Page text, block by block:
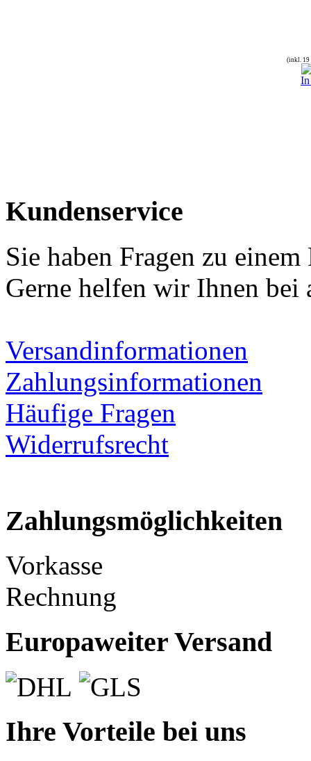
(inkl. 19
In
Kundenservice
Sie haben Fragen zu
Gerne helfen wir Ihnen bei
Versandinformationen
Zahlungsinformationen
Häufige Fragen
Widerrufsrecht
Zahlungsmöglichkeiten
Vorkasse
Rechnung
Europaweiter Versand
Ihre Vorteile bei uns